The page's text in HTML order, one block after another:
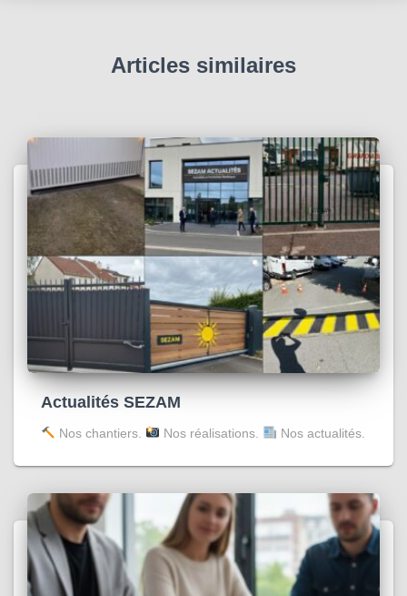
Articles similaires
Actualités SEZAM
Nos chantiers. Nos réalisations. Nos actualités.